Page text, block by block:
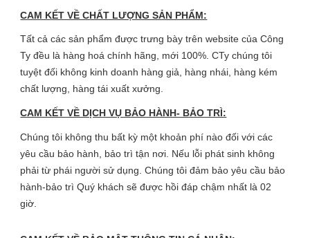
CAM KẾT VỀ CHẤT LƯỢNG SẢN PHẨM:
Tất cả các sản phẩm được trưng bày trên website của Công
Ty đều là hàng hoá chính hãng, mới 100%. CTy chúng tôi
tuyệt đối không kinh doanh hàng giả, hàng nhái, hàng kém
chất lượng, hàng tái xuất xưởng.
CAM KẾT VỀ DỊCH VỤ BẢO HÀNH- BẢO TRÌ:
Chúng tôi không thu bất kỳ một khoản phí nào đối với các
yêu cầu bảo hành, bảo trì tận nơi. Nếu lỗi phát sinh không
phải từ phái người sử dụng. Chúng tôi đảm bảo yêu cầu bảo
hành-bảo trì Quý khách sẽ được hồi đáp chậm nhất là 02
giờ.